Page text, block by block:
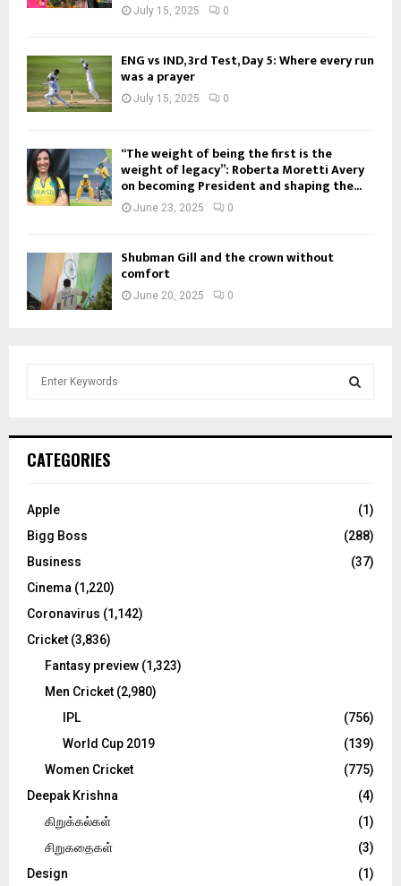
July 15, 2025 0
ENG vs IND, 3rd Test, Day 5: Where every run
was a prayer
July 15, 2025 0
“The weight of being the first is the
weight of legacy”: Roberta Moretti Avery
on becoming President and shaping the...
June 23, 2025 0
Shubman Gill and the crown without
comfort
June 20, 2025 0
h
o
:
C
CATEGORIES
Apple
(1)
Bigg Boss
(288)
Business
(37)
Cinema (1,220)
Coronavirus (1,142)
Cricket (3,836)
Fantasy preview (1,323)
Men Cricket (2,980)
IPL
(756)
World Cup 2019
(139)
Women Cricket
(775)
Deepak Krishna
(4)
கிறுக்கல்கள்
(1)
சிறுகதைகள்
(3)
Design
(1)